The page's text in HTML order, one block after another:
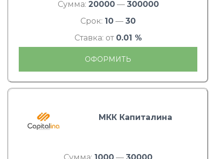
Сумма: 20000— 300000
Срок: 10 — 30
Ставка: от 0.01 %
ОФОРМИТЬ
МКК Капиталина